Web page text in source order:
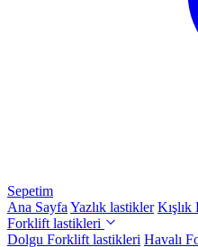
Sepetim
Ana Sayfa Yazlık lastikler
Forklift lastikleri
Dolgu Forklift lastikleri Havalı